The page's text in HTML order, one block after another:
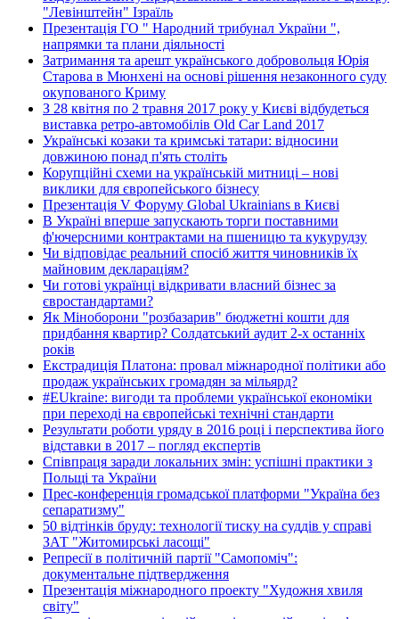
"Левінштейн" Ізраїль
Презентація ГО " Народний трибунал України ",
напрямки та плани діяльності
Затримання та арешт українського добровольця Юрія
Старова в Мюнхені на основі рішення незаконного суду
окупованого Криму
З 28 квітня по 2 травня 2017 року у Києві відбудеться
виставка ретро-автомобілів Old Car Land 2017
Українські козаки та кримські татари: відносини
довжиною понад п'ять століть
Корупційні схеми на українській митниці – нові
виклики для європейського бізнесу
Презентація V Форуму Global Ukrainians в Києві
В Україні вперше запускають торги поставними
ф'ючерсними контрактами на пшеницю та кукурудзу
Чи відповідає реальний спосіб життя чиновників їх
майновим деклараціям?
Чи готові українці відкривати власний бізнес за
євростандартами?
Як Міноборони "розбазарив" бюджетні кошти для
придбання квартир? Солдатський аудит 2-х останніх
років
Екстрадиція Платона: провал міжнародної політики або
продаж українських громадян за мільярд?
#EUkraine: вигоди та проблеми української економіки
при переході на європейські технічні стандарти
Результати роботи уряду в 2016 році і перспектива його
відставки в 2017 – погляд експертів
Співпраця заради локальних змін: успішні практики з
Польщі та України
Прес-конференція громадської платформи "Україна без
сепаратизму"
50 відтінків бруду: технології тиску на суддів у справі
ЗАТ "Житомирські ласощі"
Репресії в політичній партії "Самопоміч":
документальне підтвердження
Презентація міжнародного проекту "Художня хвиля
світу"